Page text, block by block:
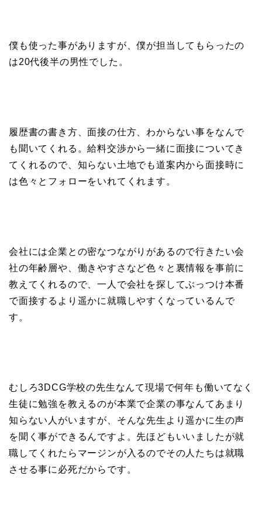
僕も使った事がありますが、僕が担当してもらったの
は20代後半の男性でした。
履歴書の書き方、面接の仕方、わからない事をなんで
も聞いてくれる。給料交渉から一緒に面接についてき
てくれるので、知らない土地でも道案内から面接時に
は色々とフォローをいれてくれます。
会社には企業との密なつながりがあるので行きたい会
社の年齢層や、働きやすさなど色々と裏情報を事前に
教えてくれるので、一人で会社を探してぶっつけ本番
で面接するより遥かに就職しやすくなっているんで
す。
むしろ3DCG学校の先生なんて現場で何年も働いてなく
生徒に勉強を教えるのが本業で企業の事なんてあまり
知らない人がいますが、そんな先生より遥かに生の声
を聞く事ができるんですよ。先ほどもいいましたが就
職してくれたらマージンが入るのでその人たちは就職
させる事に必死だからです。